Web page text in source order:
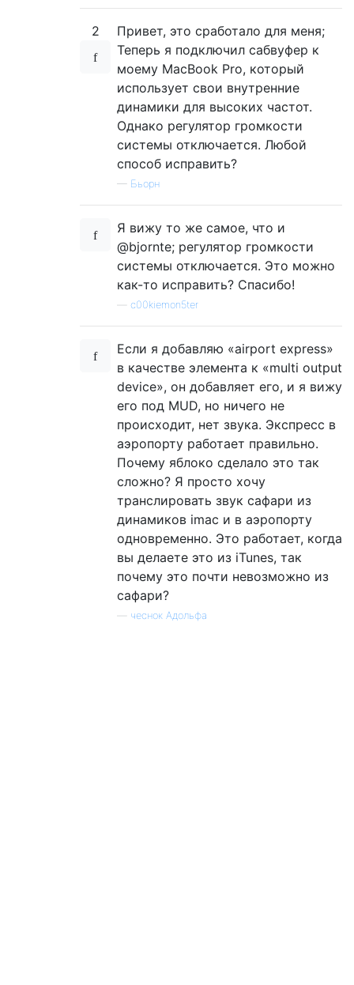
2
Привет, это сработало для меня;
Теперь я подключил сабвуфер к
моему MacBook Pro, который
использует свои внутренние
динамики для высоких частот.
Однако регулятор громкости
системы отключается. Любой
способ исправить?
— Бьорн
Я вижу то же самое, что и
@bjornte; регулятор громкости
системы отключается. Это можно
как-то исправить? Спасибо!
c00kiemon5ter
Если я добавляю «airport express»
в качестве элемента к «multi output
device», он добавляет его, и я вижу
его под MUD, но ничего не
происходит, нет звука. Экспресс в
аэропорту работает правильно.
Почему яблоко сделало это так
сложно? Я просто хочу
транслировать звук сафари из
динамиков imac и в аэропорту
одновременно. Это работает, когда
вы делаете это из iTunes, так
почему это почти невозможно из
сафари?
чеснок Адольфа